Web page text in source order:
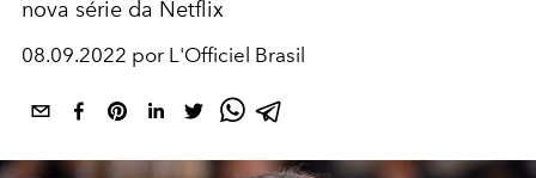
nova série da Netflix
08.09.2022 por L'Officiel Brasil